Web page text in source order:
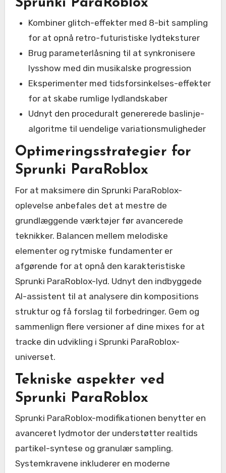
Sprunki ParaRoblox
Kombiner glitch-effekter med 8-bit sampling
for at opnå retro-futuristiske lydteksturer
Brug parameterlåsning til at synkronisere
lysshow med din musikalske progression
Eksperimenter med tidsforsinkelses-effekter
for at skabe rumlige lydlandskaber
Udnyt den proceduralt genererede baslinje-
algoritme til uendelige variationsmuligheder
Optimeringsstrategier for
Sprunki ParaRoblox
For at maksimere din Sprunki ParaRoblox-
oplevelse anbefales det at mestre de
grundlæggende værktøjer før avancerede
teknikker. Balancen mellem melodiske
elementer og rytmiske fundamenter er
afgørende for at opnå den karakteristiske
Sprunki ParaRoblox-lyd. Udnyt den indbyggede
AI-assistent til at analysere din kompositions
struktur og få forslag til forbedringer. Gem og
sammenlign flere versioner af dine mixes for at
tracke din udvikling i Sprunki ParaRoblox-
universet.
Tekniske aspekter ved
Sprunki ParaRoblox
Sprunki ParaRoblox-modifikationen benytter en
avanceret lydmotor der understøtter realtids
partikel-syntese og granulær sampling.
Systemkravene inkluderer en moderne